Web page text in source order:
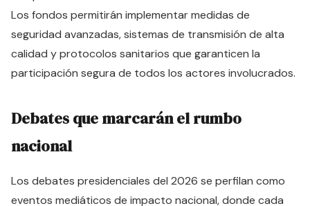
Los fondos permitirán implementar medidas de
seguridad avanzadas, sistemas de transmisión de alta
calidad y protocolos sanitarios que garanticen la
participación segura de todos los actores involucrados.
Debates que marcarán el rumbo
nacional
Los debates presidenciales del 2026 se perfilan como
eventos mediáticos de impacto nacional, donde cada